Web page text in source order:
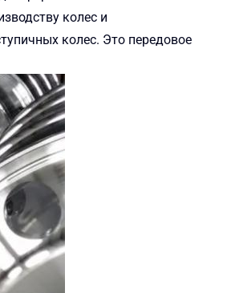
колес и
колес. Это передовое